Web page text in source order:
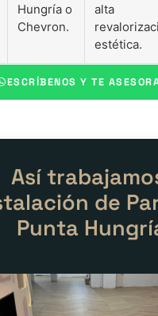
Hungría o
Chevron.
alta
estética.
ESCRÍBENOS Y TE
Así
de
Punta